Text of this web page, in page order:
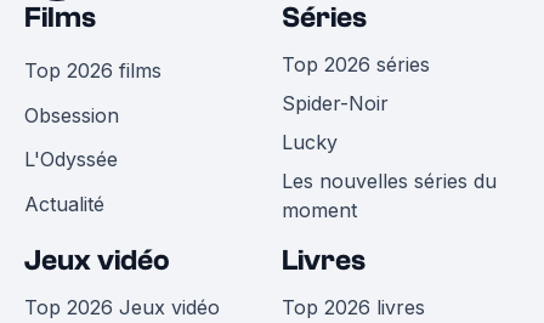
Films
Top 2026 films
Obsession
L'Odyssée
Actualité
Séries
Top 2026 séries
Spider-Noir
Lucky
Les nouvelles séries du
moment
Jeux vidéo
Top 2026 Jeux vidéo
Livres
Top 2026 livres